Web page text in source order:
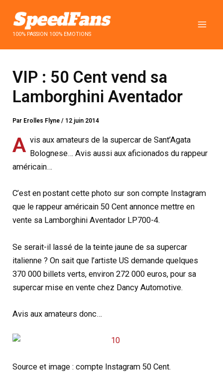
contenu100% PASSION 100% EMOTIONS
VIP : 50 Cent vend sa
Lamborghini Aventador
Par Erolles Flyne/ 12 juin 2014
A vis aux amateurs de la supercar de Sant’Agata
Bolognese… Avis aussi aux aficionados du rappeur
américain…
C’est en postant cette photo sur son compte Instagram
que le rappeur américain 50 Cent annonce mettre en
vente sa Lamborghini Aventador LP700-4.
Se serait-il lassé de la teinte jaune de sa supercar
italienne ? On sait que l’artiste US demande quelques
370 000 billets verts, environ 272 000 euros, pour sa
supercar mise en vente chez Dancy Automotive.
Avis aux amateurs donc…
Source et image : compte Instagram 50 Cent.